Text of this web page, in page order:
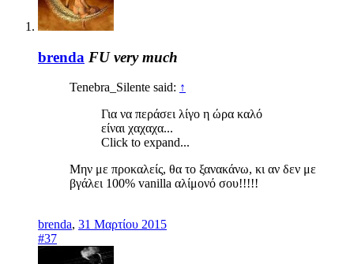
brenda FU very much
Tenebra_Silente said: ↑
Για να περάσει λίγο η ώρα καλό
είναι χαχαχα...
Click to expand...
Μην με προκαλείς, θα το ξανακάνω, κι αν δεν με
βγάλει 100% vanilla αλίμονό σου!!!!!
brenda, 31 Μαρτίου 2015
#37